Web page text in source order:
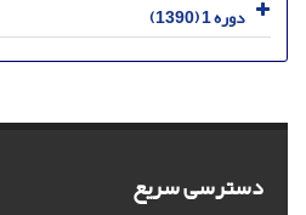
دوره 1 (1390)
دسترسی سریع